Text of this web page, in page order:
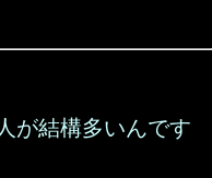
が結構多いんです